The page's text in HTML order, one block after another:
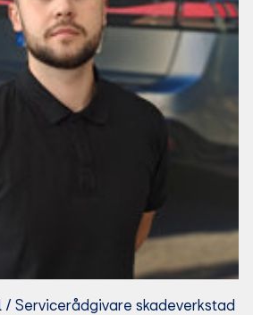
/ Servicerådgivare skadeverkstad